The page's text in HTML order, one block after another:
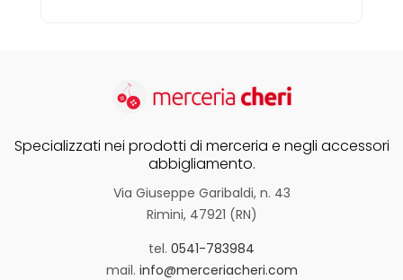
Specializzati nei prodotti di merceria e negli accessori
abbigliamento.
Via Giuseppe Garibaldi, n. 43
Rimini, 47921 (RN)
tel. 0541-783984
mail. info@merceriacheri.com